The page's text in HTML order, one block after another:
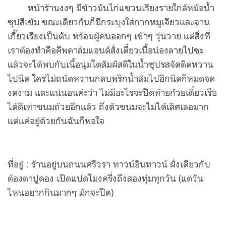
หน้าร้านงงๆ มีข้าวมันไก่แขวนเรียงรายใกล้หม้อน้ำ
ซุปสีเข้ม ขณะเดียวกันก็มีกระบุงใส่กากหมูเจียวและจาน
เกี๊ยวเรียงเป็นตับ พร้อมผู้คนออกๆ เข้าๆ วุ่นวาย แต่สิ่งที่
เราต้องทำคือคีพคาล์มแอนด์สั่งเตี๋ยวเนื้อน่องลายไปซะ
แล้วจะได้พบกับเนื้อนุ่มโตสัมผัสดีในน้ำซุปรสจัดติดหวาน
ไปนิด ใครไม่ถนัดหวานกลบพริกน้ำส้มไปอีกนิดก็หมดจด
งดงาม และแน่นอนค่ะว่า ไม่มีอะไรจะปิดท้ายก๋วยเตี๋ยวเรือ
ได้ดีเท่าขนมถ้วยอีกแล้ว ถึงตัวขนมจะไม่ได้เลิศเลอมาก
แต่แค่อยู่ด้วยกันฉันก็พอใจ
ที่อยู่ : ร้านอยู่บนถนนศรีวรา ทาวน์อินทาวน์ ฝั่งเดียวกับ
ต้องตาปูดอง เปิดแปดโมงครึ่งถึงสองทุ่มทุกวัน (แต่วัน
ไหนอยากกินมากๆ มักจะปิด)